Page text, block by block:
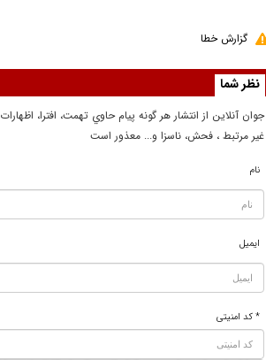
گزارش خطا
نظر شما
جوان آنلاين از انتشار هر گونه پيام حاوي تهمت، افترا، اظهارات
غير مرتبط ، فحش، ناسزا و... معذور است
نام
ایمیل
* کد امنیتی